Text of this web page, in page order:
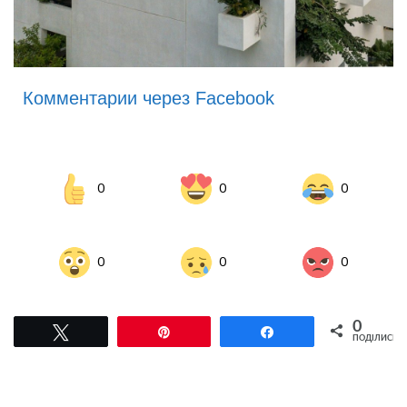
Комментарии через Facebook
0 0 0
0 0 0
Поділитися0
ПОДІЛИСЬ